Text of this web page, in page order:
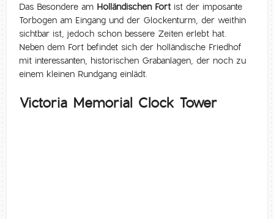
Das Besondere am Holländischen Fort ist der imposante
Torbogen am Eingang und der Glockenturm, der weithin
sichtbar ist, jedoch schon bessere Zeiten erlebt hat.
Neben dem Fort befindet sich der holländische Friedhof
mit interessanten, historischen Grabanlagen, der noch zu
einem kleinen Rundgang einlädt.
Victoria Memorial Clock Tower